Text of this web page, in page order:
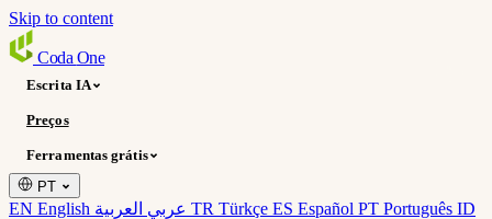
Skip to content
Coda One
Escrita IA
Preços
Ferramentas grátis
PT
EN English TR Türkçe ES Español PT Português ID